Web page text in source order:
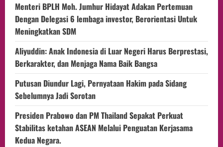
Menteri BPLH Moh. Jumhur Hidayat Adakan Pertemuan
Dengan Delegasi 6 lembaga investor, Berorientasi Untuk
Meningkatkan SDM
Aliyuddin: Anak Indonesia di Luar Negeri Harus Berprestasi,
Berkarakter, dan Menjaga Nama Baik Bangsa
Putusan Diundur Lagi, Pernyataan Hakim pada Sidang
Sebelumnya Jadi Sorotan
Presiden Prabowo dan PM Thailand Sepakat Perkuat
Stabilitas ketahan ASEAN Melalui Penguatan Kerjasama
Kedua Negara.